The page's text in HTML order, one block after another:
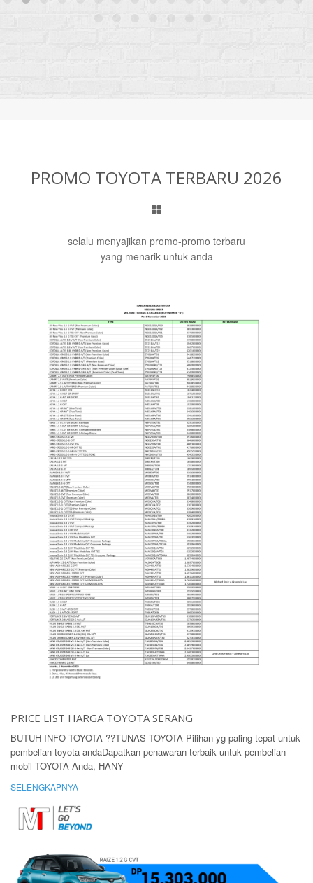
PROMO TOYOTA TERBARU 2026
selalu menyajikan promo-promo terbaru
yang menarik untuk anda
PRICE LIST HARGA TOYOTA SERANG
BUTUH INFO TOYOTA ??TUNAS TOYOTA Pilihan yg paling tepat untuk
pembelian toyota andaDapatkan penawaran terbaik untuk pembelian
mobil TOYOTA Anda, HANY
SELENGKAPNYA